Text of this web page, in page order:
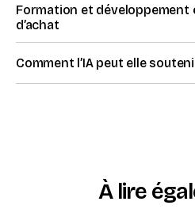
Formation et développement
d’achat
Comment l’IA peut elle
À lire